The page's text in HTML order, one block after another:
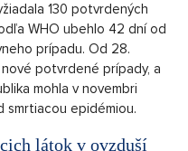
130 potvrdených
WHO ubehlo 42 dní od
prípadu. Od 28.
potvrdené prípady, a
mohla v novembri
smrtiacou epidémiou.
látok v ovzduší